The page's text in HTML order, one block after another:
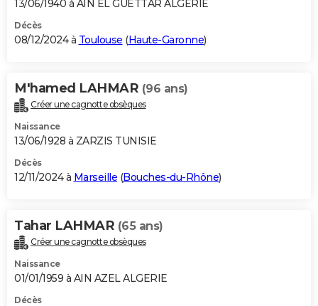
13/06/1940 à AIN EL GUETTAR ALGERIE
Décès
08/12/2024 à Toulouse (Haute-Garonne)
M'hamed LAHMAR (96 ans)
Créer une cagnotte obsèques
Naissance
13/06/1928 à ZARZIS TUNISIE
Décès
12/11/2024 à Marseille (Bouches-du-Rhône)
Tahar LAHMAR (65 ans)
Créer une cagnotte obsèques
Naissance
01/01/1959 à AIN AZEL ALGERIE
Décès